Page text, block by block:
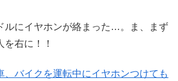
ルにイヤホンが絡まった…。ま、まず
右に！！
、バイクを運転中にイヤホンつけても